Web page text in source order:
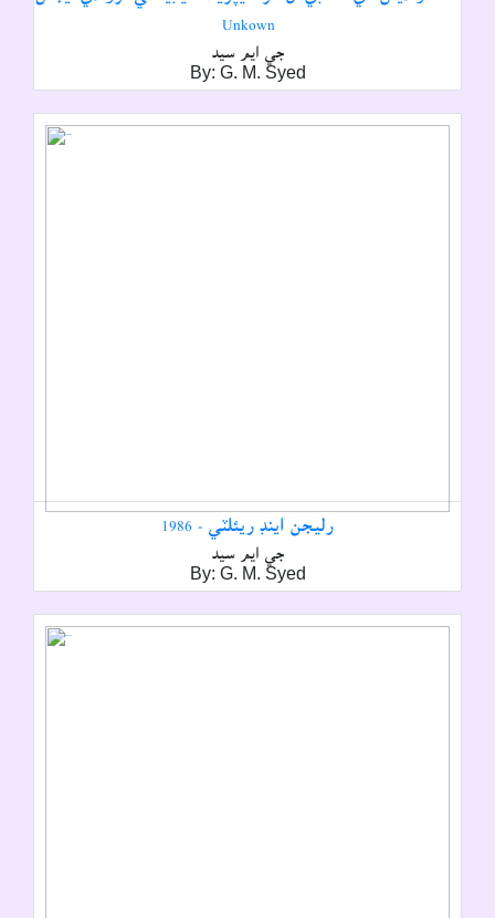
جي ايم سيد
By: G. M. Syed
رليجن اينڊ ريئلٽي - 1986
جي ايم سيد
By: G. M. Syed